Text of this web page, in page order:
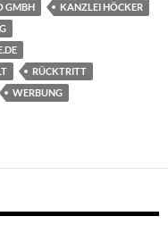
GMBH
KANZLEI HÖCKER
RÜCKTRITT
WERBUNG